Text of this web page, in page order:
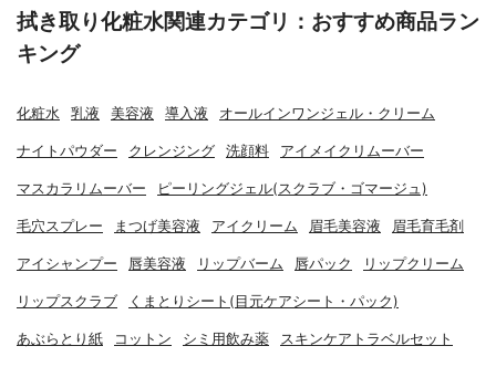
拭き取り化粧水関連カテゴリ：おすすめ商品ラン
キング
化粧水 乳液 美容液 導入液 オールインワンジェル・クリーム
ナイトパウダー クレンジング 洗顔料 アイメイクリムーバー
マスカラリムーバー ピーリングジェル(スクラブ・ゴマージュ)
毛穴スプレー まつげ美容液 アイクリーム 眉毛美容液 眉毛育毛剤
アイシャンプー 唇美容液 リップバーム 唇パック リップクリーム
リップスクラブ くまとりシート(目元ケアシート・パック)
あぶらとり紙 コットン シミ用飲み薬 スキンケアトラベルセット